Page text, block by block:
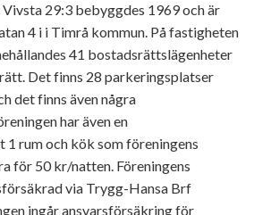
29:3 bebyggdes 1969 och är
4 i i Timrå kommun. På fastigheten
41 bostadsrättslägenheter
Det finns 28 parkeringsplatser
det finns även några
har även en
1 rum och kök som föreningens
för 50 kr/natten. Föreningens
via Trygg-Hansa Brf
ingår ansvarsförsäkring för